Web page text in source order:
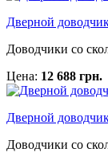
Дверной
Доводчики со
Цена: 12 688 грн.
Дверной
Доводчики со